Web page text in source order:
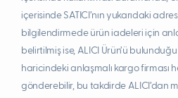
içerisinde SATICI’nın yukarıdaki
bilgilendirmede ürün iadeleri için
belirtilmiş ise, ALICI Ürün’ü
haricindeki anlaşmalı kargo firması
gönderebilir, bu takdirde ALICI’dan